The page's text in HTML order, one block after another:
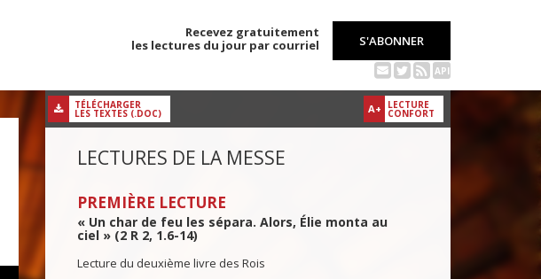
Recevez gratuitement
les lectures du jour par courriel
S'ABONNER
API
A+ LECTURE
CONFORT
TÉLÉCHARGER
LES TEXTES (.DOC)
LECTURES DE LA MESSE
PREMIÈRE LECTURE
« Un char de feu les sépara. Alors, Élie monta au
ciel » (2 R 2, 1.6-14)
Lecture du deuxième livre des Rois